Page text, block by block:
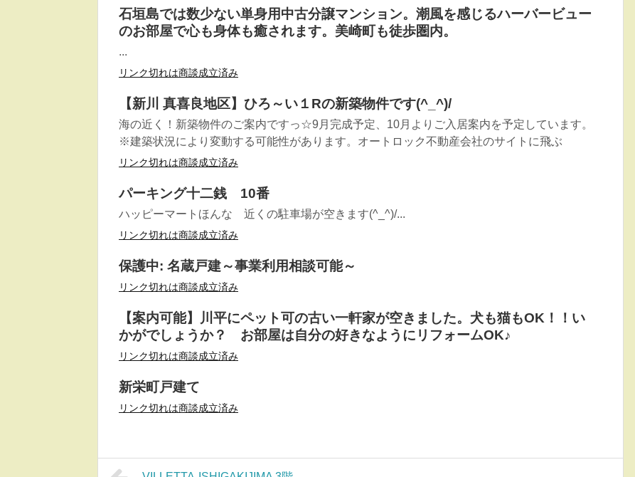
石垣島では数少ない単身用中古分譲マンション。潮風を感じるハーバービュー
のお部屋で心も身体も癒されます。美崎町も徒歩圏内。
...
リンク切れは商談成立済み
【新川 真喜良地区】ひろ～い１Rの新築物件です(^_^)/
海の近く！新築物件のご案内ですっ☆9月完成予定、10月よりご入居案内を予定しています。
※建築状況により変動する可能性があります。オートロック不動産会社のサイトに飛ぶ
リンク切れは商談成立済み
パーキング十二銭 10番
ハッピーマートほんな 近くの駐車場が空きます(^_^)/...
リンク切れは商談成立済み
保護中: 名蔵戸建～事業利用相談可能～
リンク切れは商談成立済み
【案内可能】川平にペット可の古い一軒家が空きました。犬も猫もOK！！い
かがでしょうか？ お部屋は自分の好きなようにリフォームOK♪
リンク切れは商談成立済み
新栄町戸建て
リンク切れは商談成立済み